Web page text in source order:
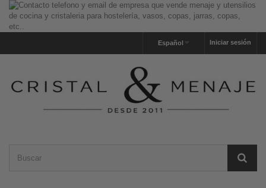
Iniciar sesión
Español